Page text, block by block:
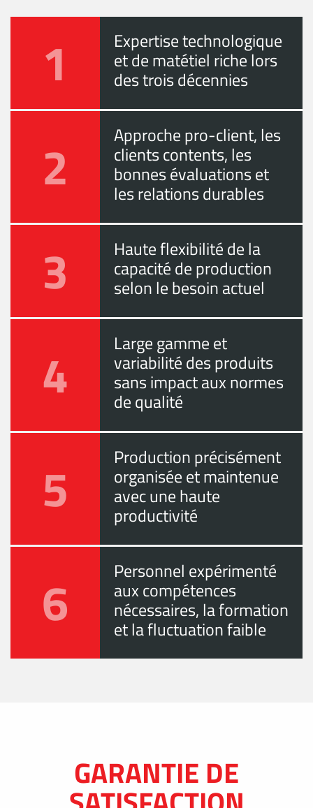
1 Expertise technologique
et de matétiel riche lors
des trois décennies
2 Approche pro-client, les
clients contents, les
bonnes évaluations et
les relations durables
3 Haute flexibilité de la
capacité de production
selon le besoin actuel
4 Large gamme et
variabilité des produits
sans impact aux normes
de qualité
5 Production précisément
organisée et maintenue
avec une haute
productivité
6 Personnel expérimenté
aux compétences
nécessaires, la formation
et la fluctuation faible
GARANTIE DE